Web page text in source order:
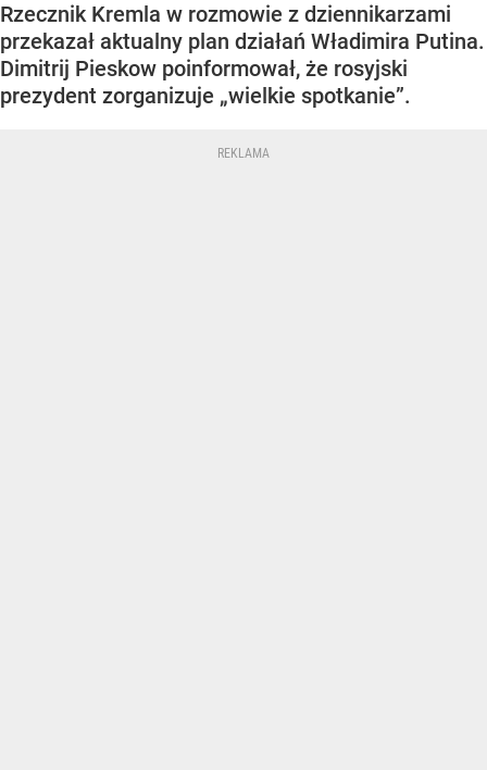
Rzecznik Kremla w rozmowie z dziennikarzami
przekazał aktualny plan działań Władimira Putina.
Dimitrij Pieskow poinformował, że rosyjski
prezydent zorganizuje „wielkie spotkanie”.